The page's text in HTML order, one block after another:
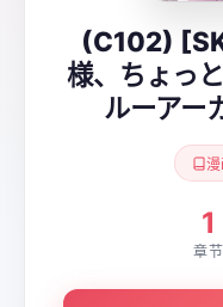
(C102)
様、ちょっ
ルーアー
漫
1
章节